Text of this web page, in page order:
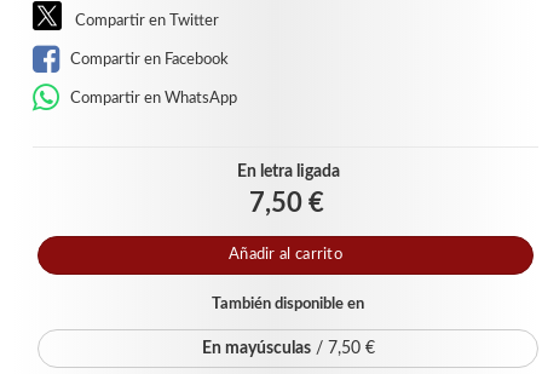
Compartir en Twitter
Compartir en Facebook
Compartir en WhatsApp
En letra ligada
7,50 €
Añadir al carrito
También disponible en
En mayúsculas/ 7,50 €